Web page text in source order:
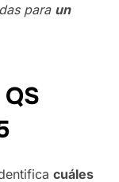
para un
QS
cuáles